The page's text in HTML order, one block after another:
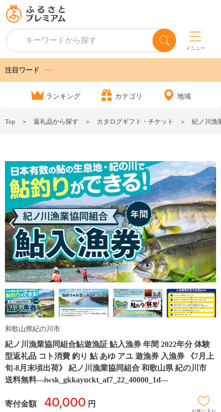
メニュー
注目ワード
ランキング カテゴリ 地域
Top 返礼品から探す カタログギフト・チケット 紀ノ川漁
和歌山県紀の川市
紀ノ川漁業協同組合鮎遊漁証 鮎入漁券 年間 2022年分 体験
型返礼品 コト消費 釣り 鮎 あゆ アユ 遊漁券 入漁券 《7月上
旬-8月末頃出荷》 紀ノ川漁業協同組合 和歌山県 紀の川市
送料無料---iwsk_gkkayuckt_af7_22_40000_1d---
寄付金額 40,000 円